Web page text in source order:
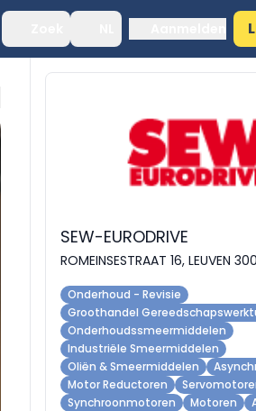
SEW-EURODRIVE
ROMEINSESTRAAT 16, LEUVEN
Onderhoud - Revisie
Groothandel
Onderhoudssmeermiddelen
Industriële Smeermiddelen
Oliën & Smeermiddelen
Motor Reductoren
Synchroonmotoren
Motoren